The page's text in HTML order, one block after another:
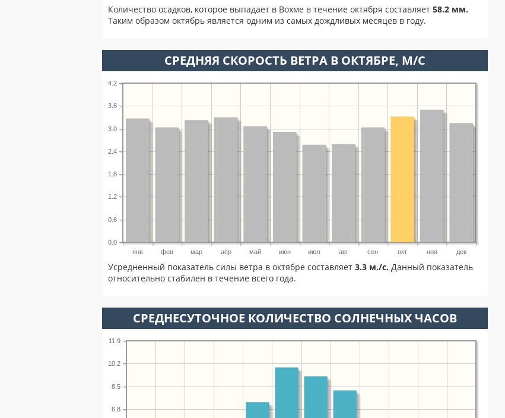
Количество осадков, которое выпадает в Вохме в течение октября составляет 58.2 мм.
Таким образом октябрь является одним из самых дождливых месяцев в году.
СРЕДНЯЯ СКОРОСТЬ ВЕТРА В ОКТЯБРЕ, М/С
янв фев мар апр май июн июл авг сен окт ноя дек
0.0
0.6
1.2
1.8
2.4
3.0
3.6
4.2
Усредненный показатель силы ветра в октябре составляет 3.3 м./с. Данный показатель
относительно стабилен в течение всего года.
СРЕДНЕСУТОЧНОЕ КОЛИЧЕСТВО СОЛНЕЧНЫХ ЧАСОВ
6.8
8.5
10.2
11.9